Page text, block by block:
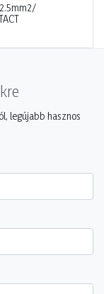
legújabb hasznos